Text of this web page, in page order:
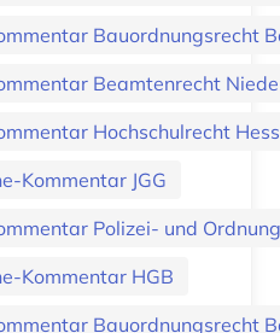
Bauordnungsrecht
Beamtenrecht
Hochschulrecht
Kommentar JGG
Polizei- und
Kommentar HGB
Bauordnungsrecht